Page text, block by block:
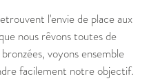
l'envie de place aux
nous rêvons toutes de
voyons ensemble
facilement notre objectif.